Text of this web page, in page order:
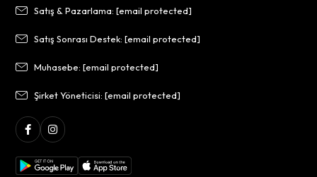
Satış & Pazarlama:[email protected]
Satış Sonrası Destek:[email protected]
Muhasebe:[email protected]
Şirket Yöneticisi:[email protected]